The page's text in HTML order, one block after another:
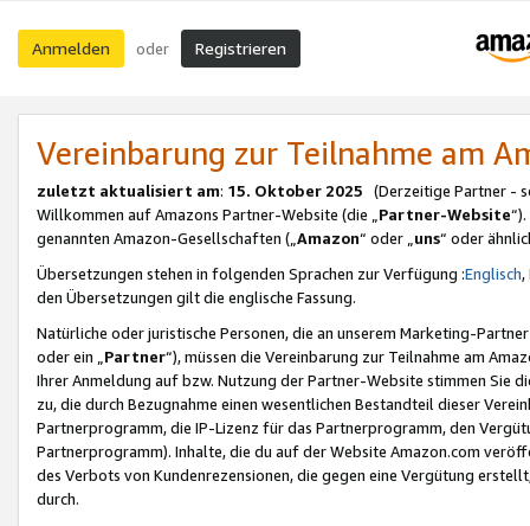
Anmelden oder Registrieren
Vereinbarung zur Teilnahme am
zuletzt aktualisiert am: 15. Oktober 2025 (Derzeitige Partner -
Willkommen auf Amazons Partner-Website (die „Partner-Website
genannten Amazon-Gesellschaften („Amazon“ oder „uns“ oder
Übersetzungen stehen in folgenden Sprachen zur Verfügung :Englisch,
den Übersetzungen gilt die englische Fassung.
Natürliche oder juristische Personen, die an unserem Marketing-
oder ein „Partner“), müssen die Vereinbarung zur Teilnahme am
Ihrer Anmeldung auf bzw. Nutzung der Partner-Website stimmen Sie
zu, die durch Bezugnahme einen wesentlichen Bestandteil dieser
Partnerprogramm, die IP-Lizenz für das Partnerprogramm, den
Partnerprogramm). Inhalte, die du auf der Website Amazon.com
des Verbots von Kundenrezensionen, die gegen eine Vergütung
durch.